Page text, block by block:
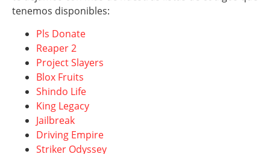
tenemos disponibles:
Pls Donate
Reaper 2
Project Slayers
Blox Fruits
Shindo Life
King Legacy
Jailbreak
Driving Empire
Striker Odyssey